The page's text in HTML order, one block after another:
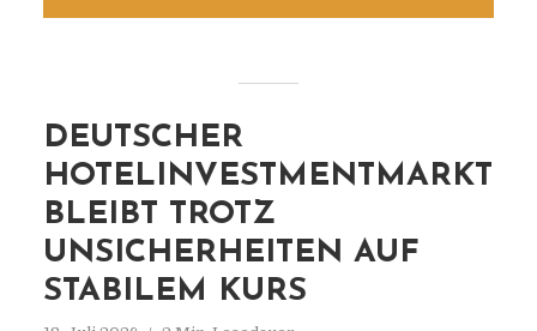
DEUTSCHER
HOTELINVESTMENTMARKT
BLEIBT TROTZ
UNSICHERHEITEN AUF
STABILEM KURS